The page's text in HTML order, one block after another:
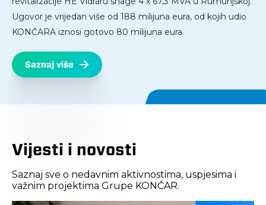
Ugovor je vrijedan više od 188 milijuna eura, od kojih udio
KONČARA iznosi gotovo 80 milijuna eura.
Saznaj više
Vijesti i novosti
Saznaj sve o nedavnim aktivnostima, uspjesima i
važnim projektima Grupe KONČAR.